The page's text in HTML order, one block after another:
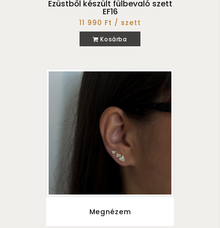
Ezüstből készült fülbevaló szett
EF16
11 990 Ft / szett
Kosárba
Megnézem